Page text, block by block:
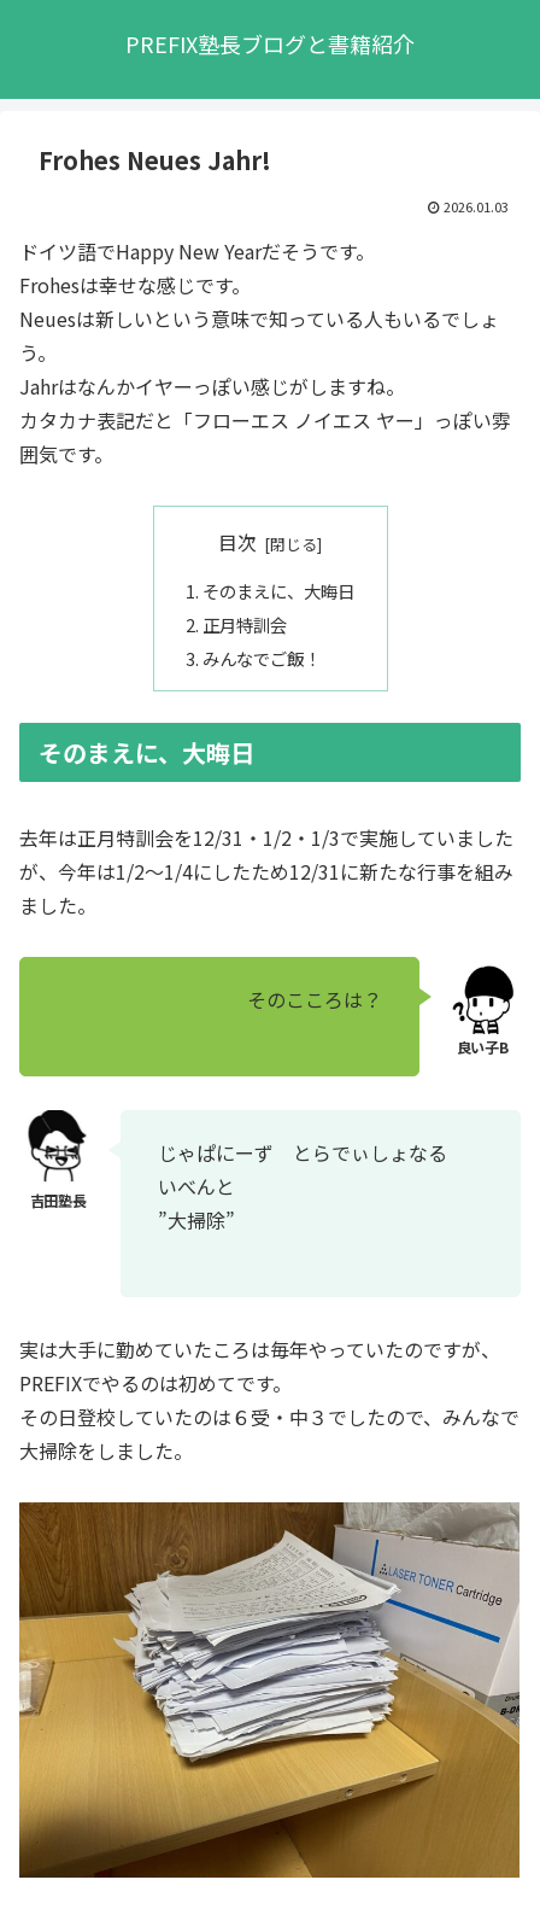
PREFIX塾長ブログと書籍紹介
Frohes Neues Jahr!
2026.01.03
ドイツ語でHappy New Yearだそうです。
Frohesは幸せな感じです。
Neuesは新しいという意味で知っている人もいるでしょ
う。
Jahrはなんかイヤーっぽい感じがしますね。
カタカナ表記だと「フローエス ノイエス ヤー」っぽい雰
囲気です。
目次
そのまえに、大晦日
正月特訓会
みんなでご飯！
そのまえに、大晦日
去年は正月特訓会を12/31・1/2・1/3で実施していました
が、今年は1/2～1/4にしたため12/31に新たな行事を組み
ました。
そのこころは？
じゃぱにーず とらでぃしょなる
いべんと
”大掃除”
実は大手に勤めていたころは毎年やっていたのですが、
PREFIXでやるのは初めてです。
その日登校していたのは６受・中３でしたので、みんなで
大掃除をしました。